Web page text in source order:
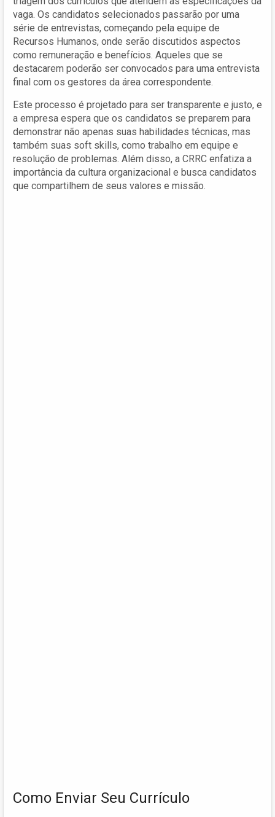
vaga. Os candidatos selecionados passarão por uma
série de entrevistas, começando pela equipe de
Recursos Humanos, onde serão discutidos aspectos
como remuneração e benefícios. Aqueles que se
destacarem poderão ser convocados para uma entrevista
final com os gestores da área correspondente.
Este processo é projetado para ser transparente e justo, e
a empresa espera que os candidatos se preparem para
demonstrar não apenas suas habilidades técnicas, mas
também suas soft skills, como trabalho em equipe e
resolução de problemas. Além disso, a CRRC enfatiza a
importância da cultura organizacional e busca candidatos
que compartilhem de seus valores e missão.
Como Enviar Seu Currículo